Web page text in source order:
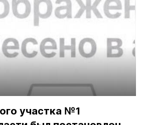
участка №1